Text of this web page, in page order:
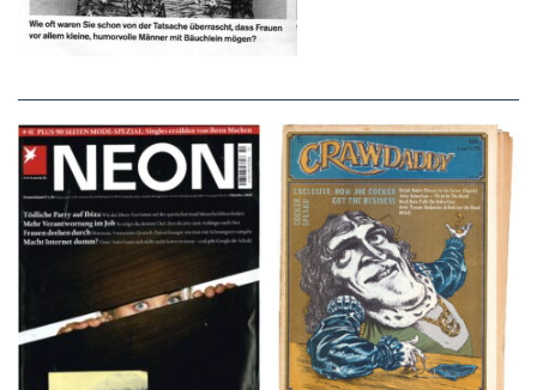
NEON – OKTOBER
2008
Crawdaddy – June/11/72